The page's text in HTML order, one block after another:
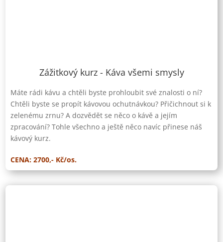
Zážitkový kurz - Káva všemi smysly
Máte rádi kávu a chtěli byste prohloubit své znalosti o ní?
Chtěli byste se propít kávovou ochutnávkou? Přičichnout si k
zelenému zrnu? A dozvědět se něco o kávě a jejím
zpracování? Tohle všechno a ještě něco navíc přinese náš
kávový kurz.
CENA: 2700,- Kč/os.